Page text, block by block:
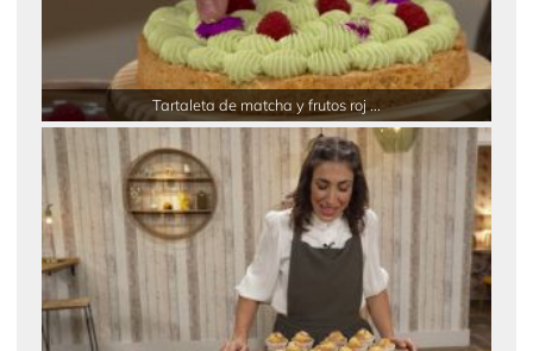
Tartaleta de matcha y frutos roj ...